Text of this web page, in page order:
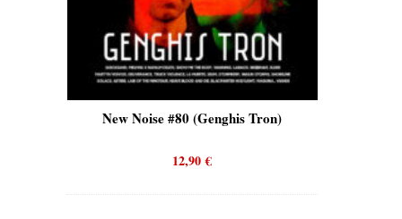
New Noise #80 (Genghis Tron)
12,90€